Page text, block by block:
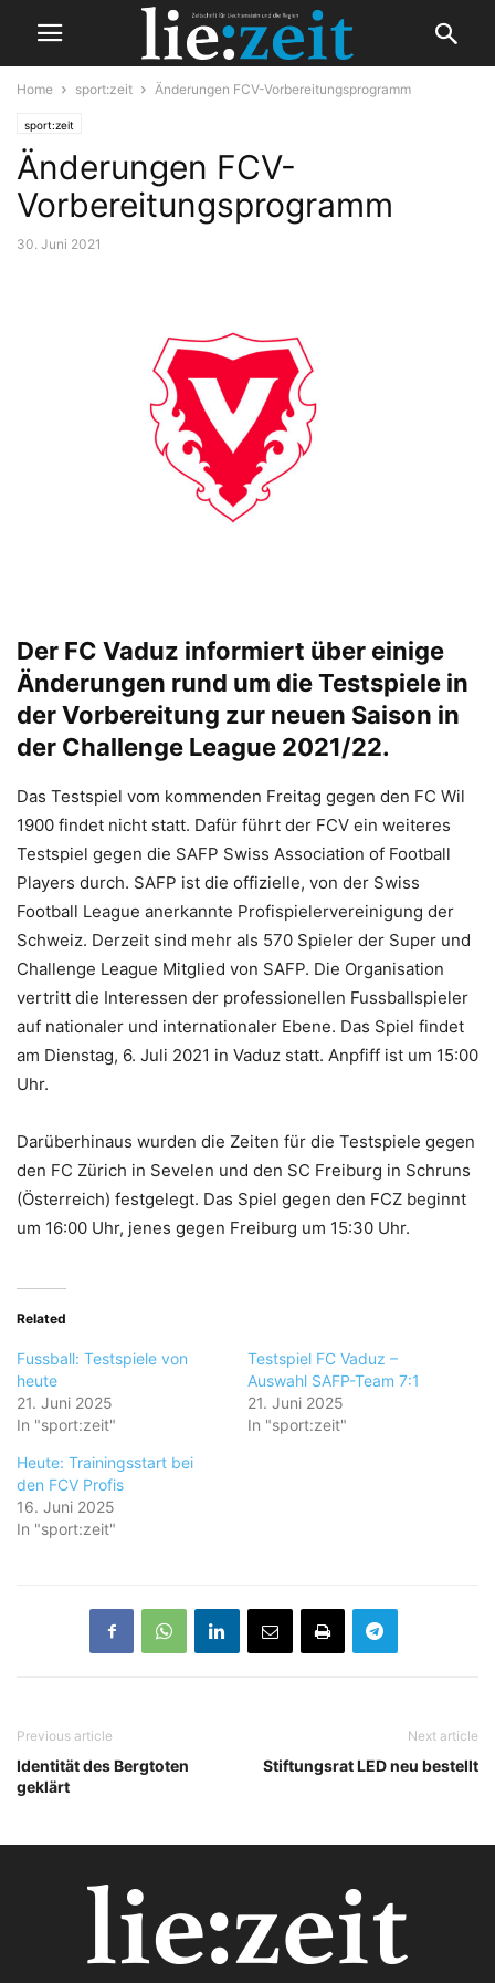
Home sport:zeit Änderungen FCV-Vorbereitungsprogramm
sport:zeit
Änderungen FCV-
Vorbereitungsprogramm
30. Juni 2021
Der FC Vaduz informiert über einige
Änderungen rund um die Testspiele in
der Vorbereitung zur neuen Saison in
der Challenge League 2021/22.
Das Testspiel vom kommenden Freitag gegen den FC Wil
1900 findet nicht statt. Dafür führt der FCV ein weiteres
Testspiel gegen die SAFP Swiss Association of Football
Players durch. SAFP ist die offizielle, von der Swiss
Football League anerkannte Profispielervereinigung der
Schweiz. Derzeit sind mehr als 570 Spieler der Super und
Challenge League Mitglied von SAFP. Die Organisation
vertritt die Interessen der professionellen Fussballspieler
auf nationaler und internationaler Ebene. Das Spiel findet
am Dienstag, 6. Juli 2021 in Vaduz statt. Anpfiff ist um 15:00
Uhr.
Darüberhinaus wurden die Zeiten für die Testspiele gegen
den FC Zürich in Sevelen und den SC Freiburg in Schruns
(Österreich) festgelegt. Das Spiel gegen den FCZ beginnt
um 16:00 Uhr, jenes gegen Freiburg um 15:30 Uhr.
Related
Fussball: Testspiele von
heute
21. Juni 2025
In "sport:zeit"
Testspiel FC Vaduz –
Auswahl SAFP-Team 7:1
21. Juni 2025
In "sport:zeit"
Heute: Trainingsstart bei
den FCV Profis
16. Juni 2025
In "sport:zeit"
Previous article
Identität des Bergtoten
geklärt
Next article
Stiftungsrat LED neu bestellt